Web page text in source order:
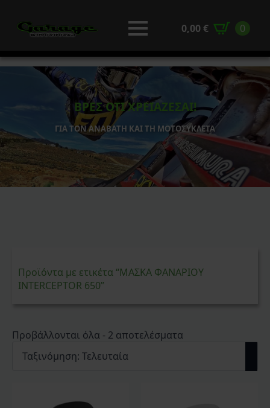
0,00 € 0
ΒΡΕΣ ΟΤΙ ΧΡΕΙΑΖΕΣΑΙ!
ΓΙΑ ΤΟΝ ΑΝΑΒΑΤΗ ΚΑΙ ΤΗ ΜΟΤΟΣΥΚΛΕΤΑ
Προϊόντα με ετικέτα “ΜΑΣΚΑ ΦΑΝΑΡΙΟΥ
INTERCEPTOR 650”
Προβάλλονται όλα - 2 αποτελέσματα